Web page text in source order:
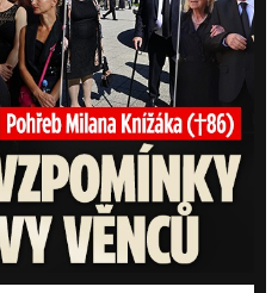
více než 26 500 lidí